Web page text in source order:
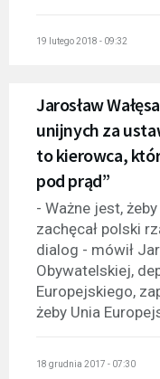
19 lutego 2018 - 09:32
Jarosław
unijnych za
to kierowca,
pod prąd”
- Ważne jest,
zachęcał polski
dialog - mówił
Obywatelskiej,
Europejskiego,
żeby Unia
18 grudnia 2017 - 07:30